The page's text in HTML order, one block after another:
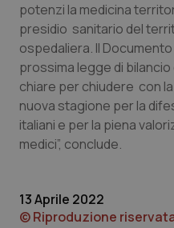
Puglia
Sardegna
Sicilia
Toscana
Malattie rare
Malattia di Crohn
Neuroscienze &
Obesità
potenzi la medicina
presidio sanitario del
ospedaliera. Il Documento
prossima legge di
chiare per chiudere con
nuova stagione per la
italiani e per la piena
medici”, conclude.
13 Aprile 2022
© Riproduzione